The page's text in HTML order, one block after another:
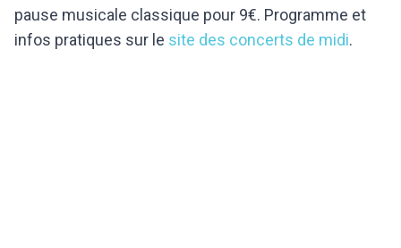
pause musicale classique pour 9€. Programme et
infos pratiques sur le site des concerts de midi.